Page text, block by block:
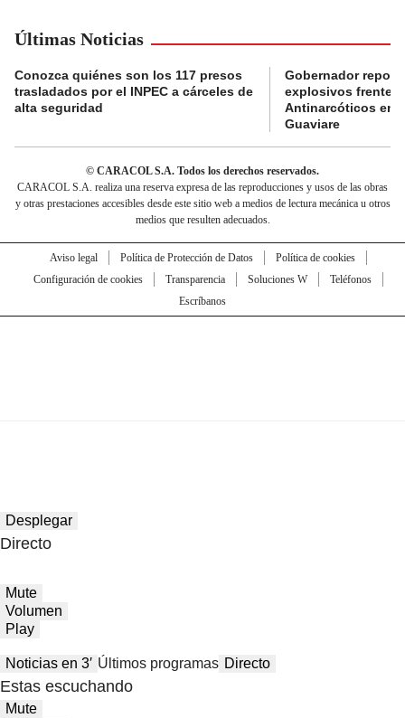
Últimas Noticias
Conozca quiénes son los 117 presos
trasladados por el INPEC a cárceles de
alta seguridad
Gobernador
explosivos frente a
Antinarcóticos en
Guaviare
© CARACOL S.A. Todos los derechos reservados.
CARACOL S.A. realiza una reserva expresa de las reproducciones y usos de las obras
y otras prestaciones accesibles desde este sitio web a medios de lectura mecánica u otros
medios que resulten adecuados.
Aviso legal Política de Protección de Datos
Política de cookies
Configuración de cookies
Transparencia Soluciones W
Teléfonos
Escríbanos
Desplegar
Directo
Mute
Volumen
Play
Noticias en 3′ Últimos programas Directo
Estas escuchando
Mute